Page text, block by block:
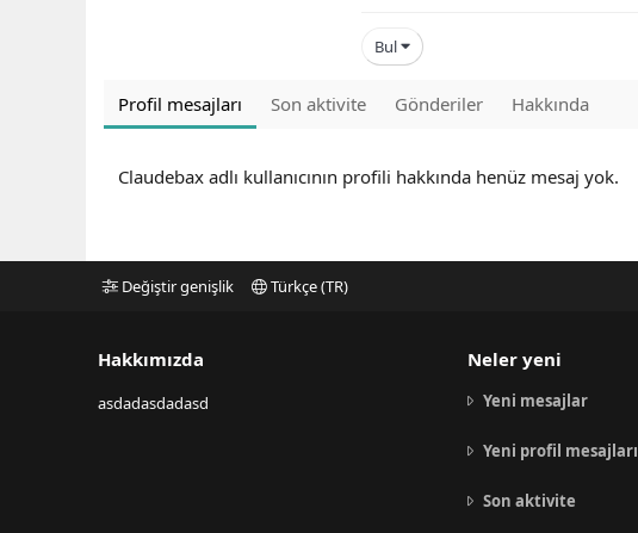
Bul
Profil mesajları Son aktivite Gönderiler Hakkında
Claudebax adlı kullanıcının profili hakkında henüz mesaj yok.
Değiştir genişlik Türkçe (TR)
Hakkımızda
asdadasdadasd
Neler yeni
Yeni mesajlar
Yeni profil mesajları
Son aktivite